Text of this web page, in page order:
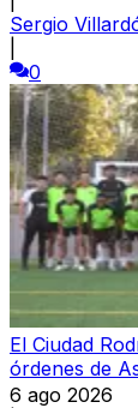
Sergio
0
El Ciudad
órdenes de
6 ago 2026